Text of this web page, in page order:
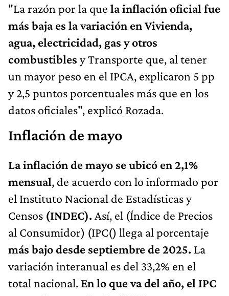
"La razón por la que la inflación oficial fue
más baja es la variación en Vivienda,
agua, electricidad, gas y otros
combustibles y Transporte que, al tener
un mayor peso en el IPCA, explicaron 5 pp
y 2,5 puntos porcentuales más que en los
datos oficiales", explicó Rozada.
Inflación de mayo
La inflación de mayo se ubicó en 2,1%
mensual, de acuerdo con lo informado por
el Instituto Nacional de Estadísticas y
Censos (INDEC). Así, el (Índice de Precios
al Consumidor) (IPC() llega al porcentaje
más bajo desde septiembre de 2025. La
variación interanual es del 33,2% en el
total nacional. En lo que va del año, el IPC